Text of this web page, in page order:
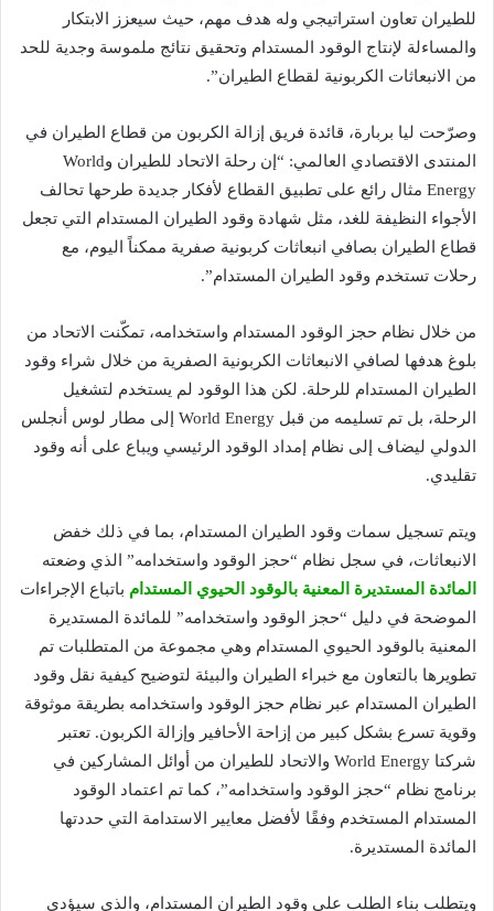
للطيران تعاون استراتيجي وله هدف مهم، حيث سيعزز الابتكار
والمساءلة لإنتاج الوقود المستدام وتحقيق نتائج ملموسة وجدية للحد
من الانبعاثات الكربونية لقطاع الطيران”.
وصرّحت ليا بربارة، قائدة فريق إزالة الكربون من قطاع الطيران في
المنتدى الاقتصادي العالمي: “إن رحلة الاتحاد للطيران وWorld
Energy مثال رائع على تطبيق القطاع لأفكار جديدة طرحها تحالف
الأجواء النظيفة للغد، مثل شهادة وقود الطيران المستدام التي تجعل
قطاع الطيران بصافي انبعاثات كربونية صفرية ممكناً اليوم، مع
رحلات تستخدم وقود الطيران المستدام”.
من خلال نظام حجز الوقود المستدام واستخدامه، تمكّنت الاتحاد من
بلوغ هدفها لصافي الانبعاثات الكربونية الصفرية من خلال شراء وقود
الطيران المستدام للرحلة. لكن هذا الوقود لم يستخدم لتشغيل
الرحلة، بل تم تسليمه من قبل World Energy إلى مطار لوس أنجلس
الدولي ليضاف إلى نظام إمداد الوقود الرئيسي ويباع على أنه وقود
تقليدي.
ويتم تسجيل سمات وقود الطيران المستدام، بما في ذلك خفض
الانبعاثات، في سجل نظام “حجز الوقود واستخدامه” الذي وضعته
المائدة المستديرة المعنية بالوقود الحيوي المستدام باتباع الإجراءات
الموضحة في دليل “حجز الوقود واستخدامه” للمائدة المستديرة
المعنية بالوقود الحيوي المستدام وهي مجموعة من المتطلبات تم
تطويرها بالتعاون مع خبراء الطيران والبيئة لتوضيح كيفية نقل وقود
الطيران المستدام عبر نظام حجز الوقود واستخدامه بطريقة موثوقة
وقوية تسرع بشكل كبير من إزاحة الأحافير وإزالة الكربون. تعتبر
شركتا World Energy والاتحاد للطيران من أوائل المشاركين في
برنامج نظام “حجز الوقود واستخدامه”، كما تم اعتماد الوقود
المستدام المستخدم وفقًا لأفضل معايير الاستدامة التي حددتها
المائدة المستديرة.
ويتطلب بناء الطلب على وقود الطيران المستدام، والذي سيؤدي